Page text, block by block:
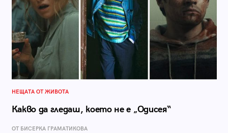
НЕЩАТА ОТ ЖИВОТА
Какво да гледаш, което не е „Одисея“
ОТ БИСЕРКА ГРАМАТИКОВА